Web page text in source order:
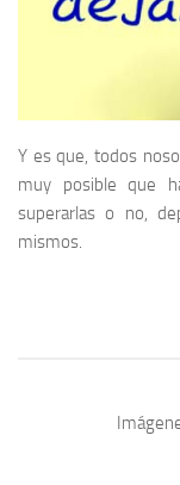
Y es que, todos
muy posible que
superarlas o no,
mismos.